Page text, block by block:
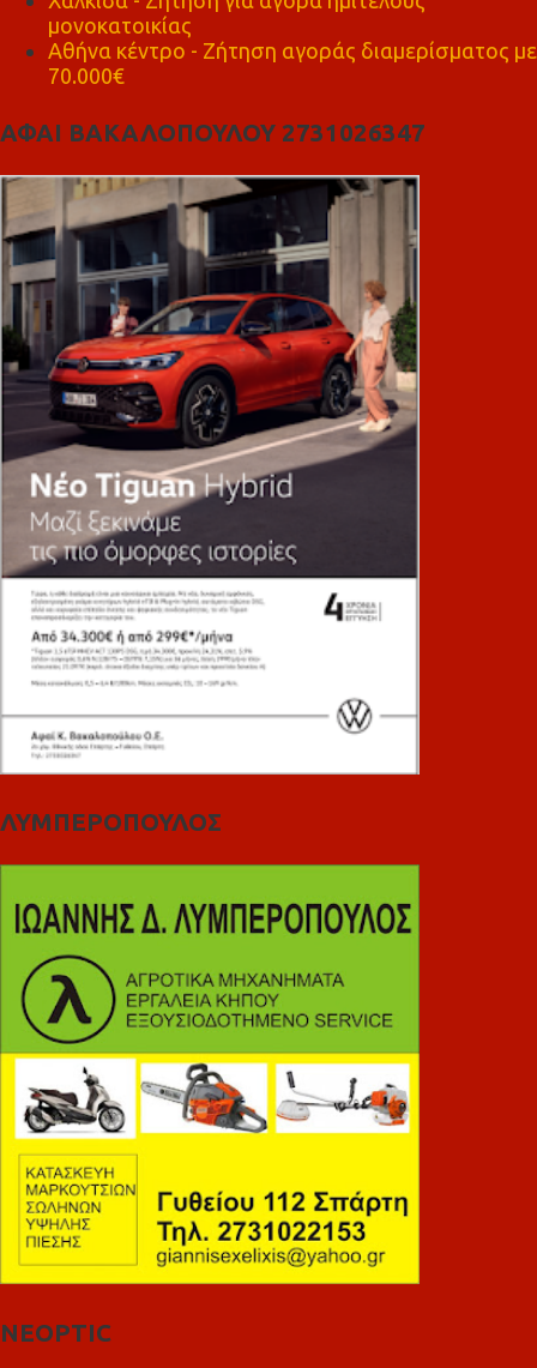
μονοκατοικίας
Αθήνα κέντρο - Ζήτηση αγοράς διαμερίσματος με
70.000€
ΑΦΑΙ ΒΑΚΑΛΟΠΟΥΛΟΥ 2731026347
ΛΥΜΠΕΡΟΠΟΥΛΟΣ
NEOPTIC